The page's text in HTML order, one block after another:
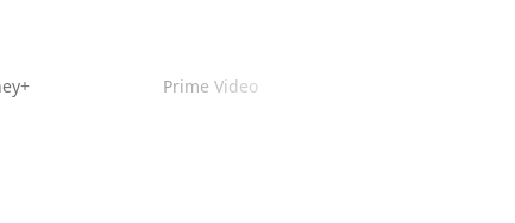
Prime Video